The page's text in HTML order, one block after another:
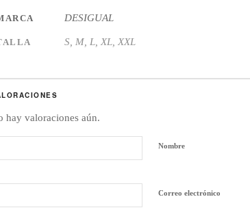
DESIGUAL
S, M, L, XL, XXL
hay valoraciones aún.
Nombre
Correo electrónico